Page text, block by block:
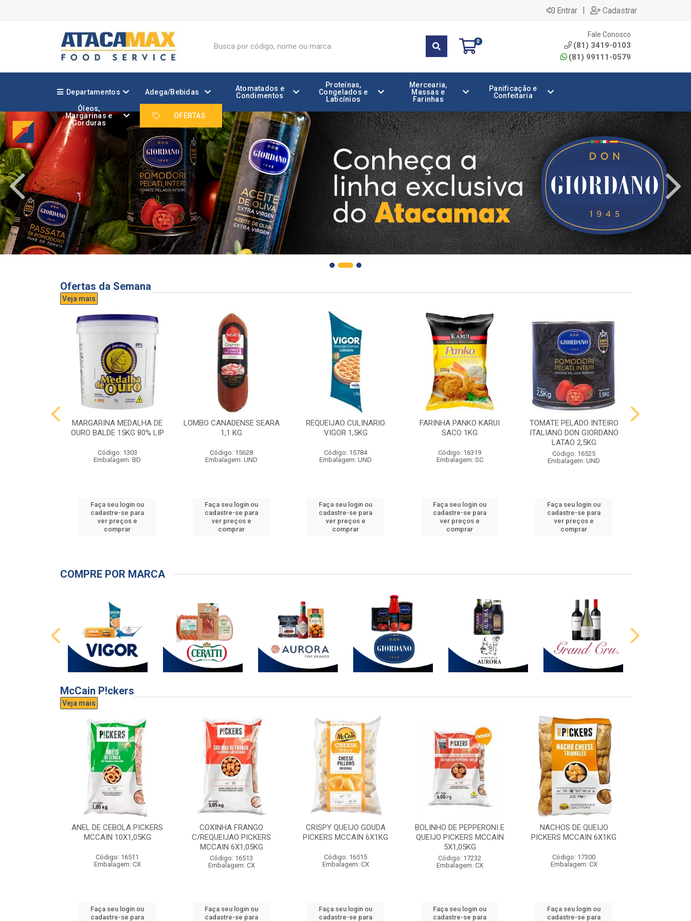
Entrar | Cadastrar
0
Fale Conosco
(81) 3419-0103
(81) 99111-0579
Departamentos Adega/Bebidas
Atomatados e
Condimentos
Proteínas,
Congelados e
Laticínios
Mercearia,
Massas e
Farinhas
Panificação e
Confeitaria
Óleos,
Margarinas e
Gorduras
OFERTAS
Ofertas da Semana
Veja mais
MARGARINA MEDALHA DE
OURO BALDE 15KG 80% LIP
Código: 1303
Embalagem: BD
Faça seu login ou
cadastre-se para
ver preços e
comprar
LOMBO CANADENSE SEARA
1,1 KG
Código: 15628
Embalagem: UND
Faça seu login ou
cadastre-se para
ver preços e
comprar
REQUEIJAO CULINARIO
VIGOR 1,5KG
Código: 15784
Embalagem: UND
Faça seu login ou
cadastre-se para
ver preços e
comprar
FARINHA PANKO KARUI
SACO 1KG
Código: 16319
Embalagem: SC
Faça seu login ou
cadastre-se para
ver preços e
comprar
TOMATE PELADO INTEIRO
ITALIANO DON GIORDANO
LATAO 2,5KG
Código: 16525
Embalagem: UND
Faça seu login ou
cadastre-se para
ver preços e
comprar
COMPRE POR MARCA
McCain P!ckers
Veja mais
ANEL DE CEBOLA PICKERS
MCCAIN 10X1,05KG
Código: 16511
Embalagem: CX
Faça seu login ou
cadastre-se para
COXINHA FRANGO
C/REQUEIJAO PICKERS
MCCAIN 6X1,05KG
Código: 16513
Embalagem: CX
Faça seu login ou
cadastre-se para
CRISPY QUEIJO GOUDA
PICKERS MCCAIN 6X1KG
Código: 16515
Embalagem: CX
Faça seu login ou
cadastre-se para
BOLINHO DE PEPPERONI E
QUEIJO PICKERS MCCAIN
5X1,05KG
Código: 17232
Embalagem: CX
Faça seu login ou
cadastre-se para
NACHOS DE QUEIJO
PICKERS MCCAIN 6X1KG
Código: 17300
Embalagem: CX
Faça seu login ou
cadastre-se para